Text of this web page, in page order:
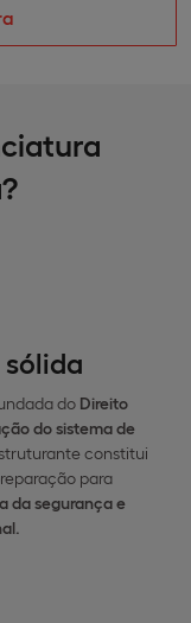
do Direito
do sistema de
constitui
para
da segurança e